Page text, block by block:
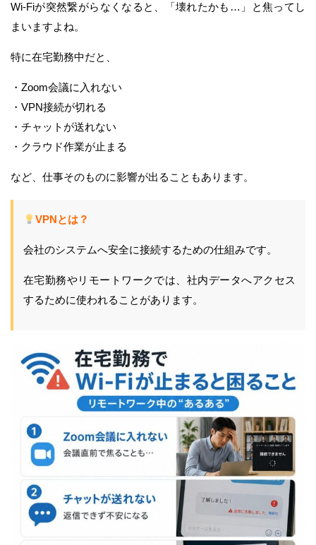
Wi-Fiが突然繋がらなくなると、「壊れたかも…」と焦ってし
まいますよね。
特に在宅勤務中だと、
・Zoom会議に入れない
・VPN接続が切れる
・チャットが送れない
・クラウド作業が止まる
など、仕事そのものに影響が出ることもあります。
VPNとは？
会社のシステムへ安全に接続するための仕組みです。
在宅勤務やリモートワークでは、社内データへアクセス
するために使われることがあります。